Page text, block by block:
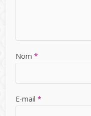
Nom*
E-mail*